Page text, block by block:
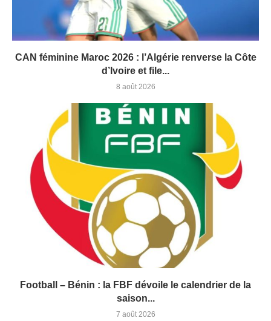
CAN féminine Maroc 2026 : l’Algérie renverse la Côte
d’Ivoire et file...
8 août 2026
Football – Bénin : la FBF dévoile le calendrier de la
saison...
7 août 2026